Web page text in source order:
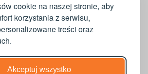
cookie na naszej stronie, aby
korzystania z serwisu,
treści oraz
Akceptuj wszystko